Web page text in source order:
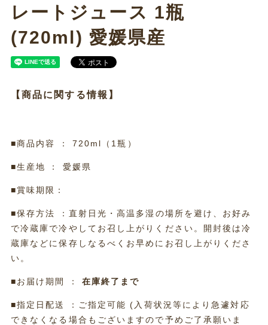
レートジュース 1瓶
(720ml) 愛媛県産
【商品に関する情報】
■商品内容 ： 720ml（1瓶）
■生産地 ： 愛媛県
■賞味期限：
■保存方法 ：直射日光・高温多湿の場所を避け、お好み
で冷蔵庫で冷やしてお召し上がりください。開封後は冷
蔵庫などに保存しなるべくお早めにお召し上がりくださ
い。
■お届け期間 ： 在庫終了まで
■指定日配送 ：ご指定可能 (入荷状況等により急遽対応
できなくなる場合もございますので予めご了承願いま